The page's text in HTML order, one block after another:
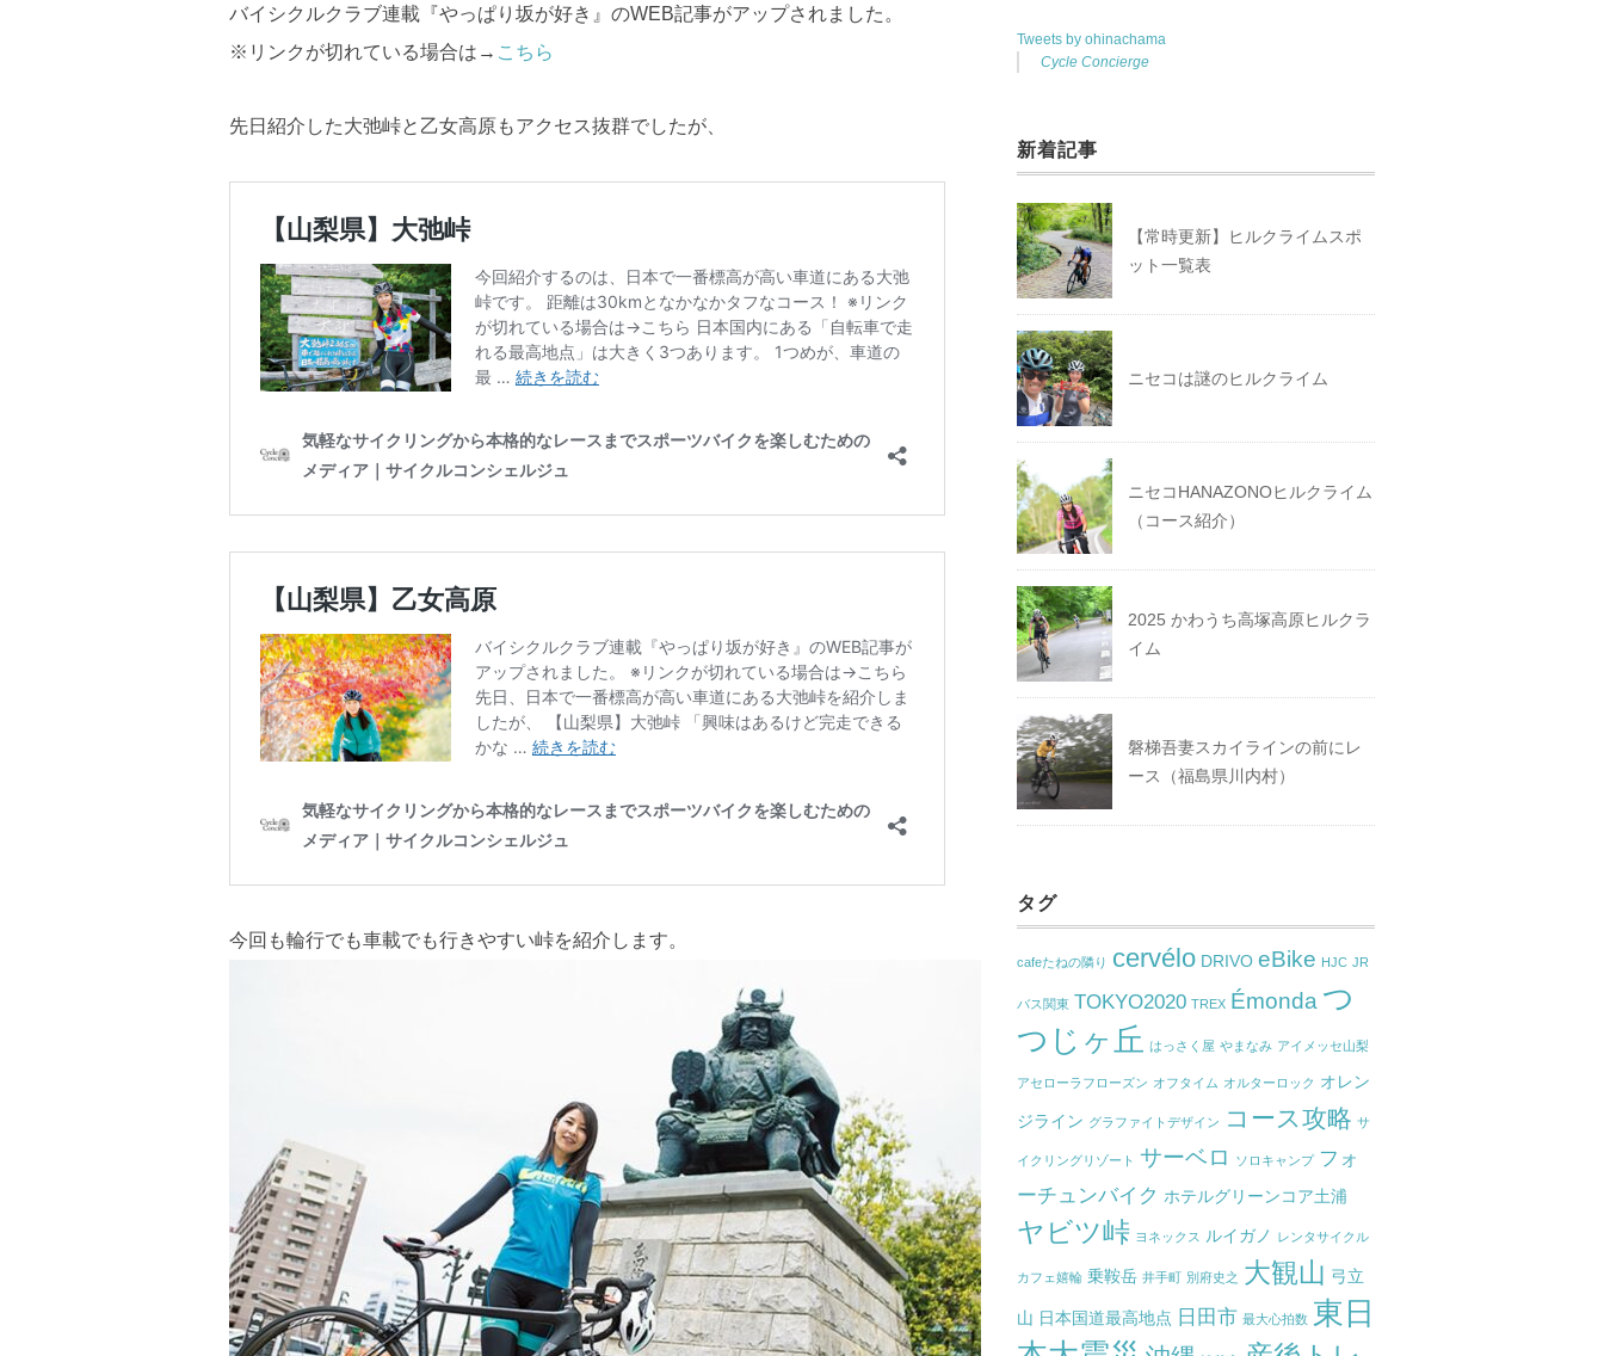
バイシクルクラブ連載『やっぱり坂が好き』のWEB記事がアップされました。
※リンクが切れている場合は→ こちら
先日紹介した大弛峠と乙女高原もアクセス抜群でしたが、
今回も輪行でも車載でも行きやすい峠を紹介します。
Tweets by ohinachama
Cycle Concierge
新着記事
【常時更新】ヒルクライムスポ
ット一覧表
ニセコは謎のヒルクライム
ニセコHANAZONOヒルクライム
（コース紹介）
2025 かわうち高塚高原ヒルクラ
イム
磐梯吾妻スカイラインの前にレ
ース（福島県川内村）
タグ
cafeたねの隣り cervélo DRIVO eBike HJC JR
バス関東 TOKYO2020 TREX Émonda つ
つじヶ丘
はっさく屋 やまなみ アイメッセ山梨
アセローラフローズン オフタイム オルターロック オレン
ジライン グラファイトデザイン コース攻略 サ
イクリングリゾート サーベロ ソロキャンプ フォ
ーチュンバイク ホテルグリーンコア土浦
ヤビツ峠 ヨネックス ルイガノ レンタサイクル
カフェ嬉輪 乗鞍岳 井手町 別府史之 大観山 弓立
山 日本国道最高地点 日田市 最大心拍数 東日